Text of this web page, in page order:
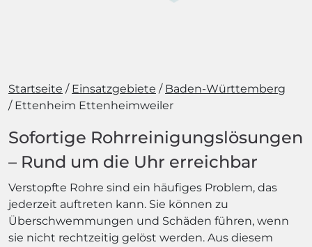
Startseite Einsatzgebiete
Baden-Württemberg
Ettenheim Ettenheimweiler
Sofortige Rohrreinigungslösungen
– Rund um die Uhr erreichbar
Verstopfte Rohre sind ein häufiges Problem, das
jederzeit auftreten kann. Sie können zu
Überschwemmungen und Schäden führen, wenn
sie nicht rechtzeitig gelöst werden. Aus diesem